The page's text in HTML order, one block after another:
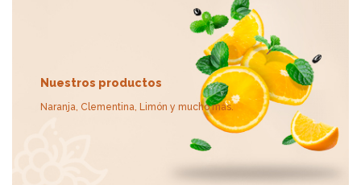
Nuestros productos
Naranja, Clementina, Limón y mucho más.